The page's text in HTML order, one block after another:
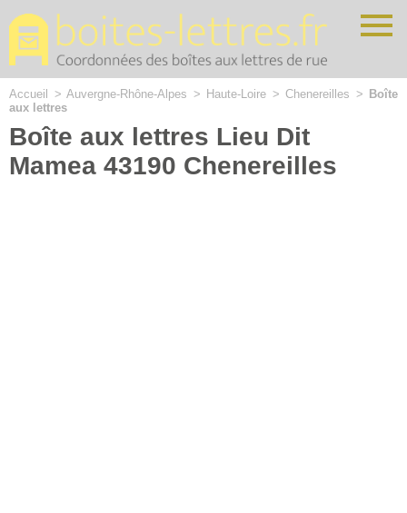
Accueil > Auvergne-Rhône-Alpes > Haute-Loire > Chenereilles >
Boîte
aux lettres
Boîte aux lettres Lieu Dit
Mamea 43190 Chenereilles